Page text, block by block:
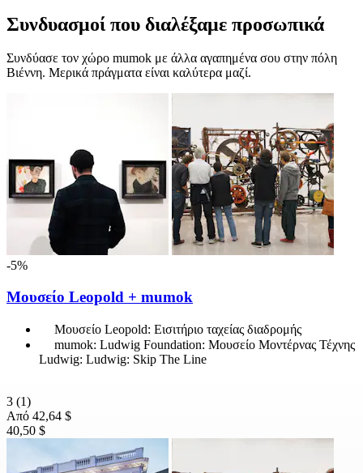
Συνδυασμοί που διαλέξαμε προσωπικά
Συνδύασε τον χώρο mumok με άλλα αγαπημένα σου στην πόλη
Βιέννη. Μερικά πράγματα είναι καλύτερα μαζί.
-5%
Μουσείο Leopold + mumok
Μουσείο Leopold: Εισιτήριο ταχείας διαδρομής
mumok: Ludwig Foundation: Μουσείο Μοντέρνας Τέχνης
Ludwig: Ludwig: Skip The Line
3 (1)
Από 42,64 $
40,50 $